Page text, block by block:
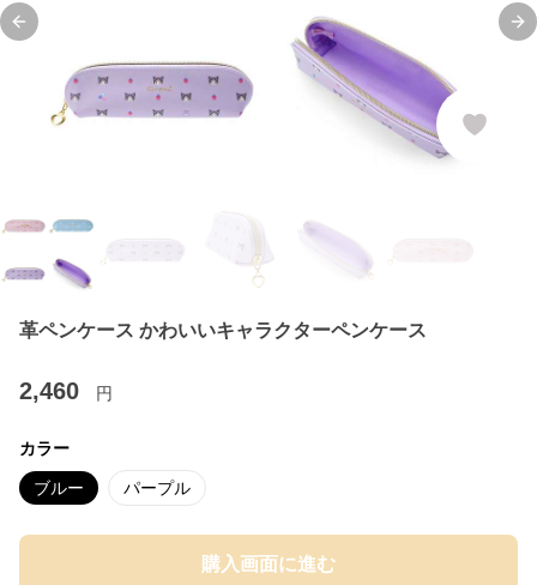
Previous slide
革ペンケース かわいいキャラクターペンケース
2,460 円
カラー
ブルー パープル
購入画面に進む